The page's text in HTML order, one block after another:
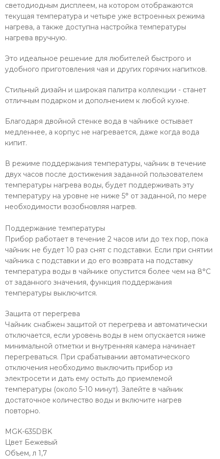
светодиодным дисплеем, на котором отображаются
текущая температура и четыре уже встроенных режима
нагрева, а также доступна настройка температуры
нагрева вручную.
Это идеальное решение для любителей быстрого и
удобного приготовления чая и других горячих напитков.
Стильный дизайн и широкая палитра коллекции - станет
отличным подарком и дополнением к любой кухне.
Благодаря двойной стенке вода в чайнике остывает
медленнее, а корпус не нагревается, даже когда вода
кипит.
В режиме поддержания температуры, чайник в течение
двух часов после достижения заданной пользователем
температуры нагрева воды, будет поддерживать эту
температуру на уровне не ниже 5° от заданной, по мере
необходимости возобновляя нагрев.
Поддержание температуры
Прибор работает в течение 2 часов или до тех пор, пока
чайник не будет 10 раз снят с подставки. Если при снятии
чайника с подставки и до его возврата на подставку
температура воды в чайнике опустится более чем на 8°C
от заданного значения, функция поддержания
температуры выключится.
Защита от перегрева
Чайник снабжен защитой от перегрева и автоматически
отключается, если уровень воды в нем опускается ниже
минимальной отметки и внутренняя камера начинает
перегреваться. При срабатывании автоматического
отключения необходимо выключить прибор из
электросети и дать ему остыть до приемлемой
температуры (около 5-10 минут). Залейте в чайник
достаточное количество воды и включите нагрев
повторно.
MGK-635DBK
Цвет Бежевый
Объем, л 1,7